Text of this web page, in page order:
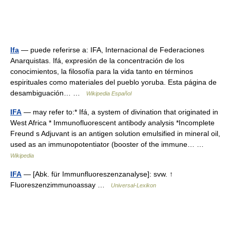
Ifa — puede referirse a: IFA, Internacional de Federaciones
Anarquistas. Ifá, expresión de la concentración de los
conocimientos, la filosofía para la vida tanto en términos
espirituales como materiales del pueblo yoruba. Esta página de
desambiguación… …
Wikipedia Español
IFA — may refer to:* Ifá, a system of divination that originated in
West Africa * Immunofluorescent antibody analysis *Incomplete
Freund s Adjuvant is an antigen solution emulsified in mineral oil,
used as an immunopotentiator (booster of the immune… …
Wikipedia
IFA — [Abk. für Immunfluoreszenzanalyse]: svw. ↑
Fluoreszenzimmunoassay …
Universal-Lexikon